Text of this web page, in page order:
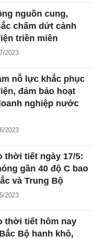
nguồn cung,
chấm dứt cảnh
triền miên
2023
nỗ lực khắc phục
đảm bảo hoạt
nghiệp nước
2023
thời tiết ngày 17/5:
gần 40 độ C bao
và Trung Bộ
2023
thời tiết hôm nay
Bộ hanh khô,